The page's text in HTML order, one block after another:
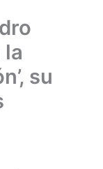
la
su